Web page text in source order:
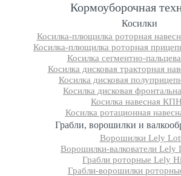
Кормоуборочная
Косилки
Косилка-плющилка роторная
Косилка-плющилка роторная
Косилка сегментно-
Косилка дисковая тракторная
Косилка дисковая
Косилка дисковая
Косилка навесная
Косилка ротационная
Грабли, ворошилки и
Ворошилки Lely
Ворошилки-валкователи Lely
Грабли роторные Lely
Грабли-ворошилки